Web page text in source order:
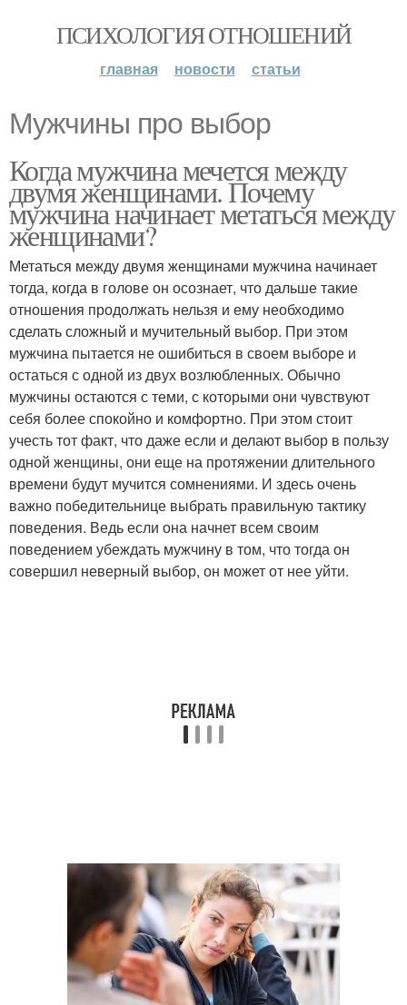
ПСИХОЛОГИЯ ОТНОШЕНИЙ
главная новости статьи
Мужчины про выбор
Когда мужчина мечется между
двумя женщинами. Почему
мужчина начинает метаться между
женщинами?
Метаться между двумя женщинами мужчина начинает
тогда, когда в голове он осознает, что дальше такие
отношения продолжать нельзя и ему необходимо
сделать сложный и мучительный выбор. При этом
мужчина пытается не ошибиться в своем выборе и
остаться с одной из двух возлюбленных. Обычно
мужчины остаются с теми, с которыми они чувствуют
себя более спокойно и комфортно. При этом стоит
учесть тот факт, что даже если и делают выбор в пользу
одной женщины, они еще на протяжении длительного
времени будут мучится сомнениями. И здесь очень
важно победительнице выбрать правильную тактику
поведения. Ведь если она начнет всем своим
поведением убеждать мужчину в том, что тогда он
совершил неверный выбор, он может от нее уйти.